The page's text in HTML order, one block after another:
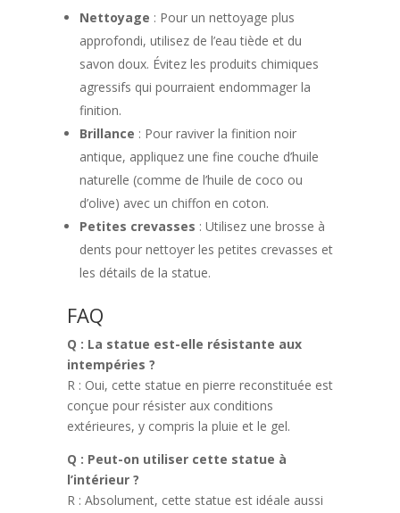
Nettoyage : Pour un nettoyage plus
approfondi, utilisez de l’eau tiède et du
savon doux. Évitez les produits chimiques
agressifs qui pourraient endommager la
finition.
Brillance : Pour raviver la finition noir
antique, appliquez une fine couche d’huile
naturelle (comme de l’huile de coco ou
d’olive) avec un chiffon en coton.
Petites crevasses : Utilisez une brosse à
dents pour nettoyer les petites crevasses et
les détails de la statue.
FAQ
Q : La statue est-elle résistante aux
intempéries ?
R : Oui, cette statue en pierre reconstituée est
conçue pour résister aux conditions
extérieures, y compris la pluie et le gel.
Q : Peut-on utiliser cette statue à
l’intérieur ?
R : Absolument, cette statue est idéale aussi